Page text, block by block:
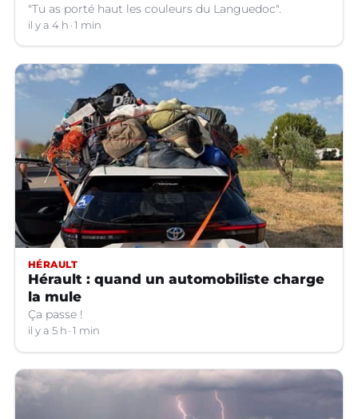
"Tu as porté haut les couleurs du Languedoc".
il y a 4 h 1 min
HÉRAULT
Hérault : quand un automobiliste charge
la mule
Ça passe !
il y a 5 h 1 min